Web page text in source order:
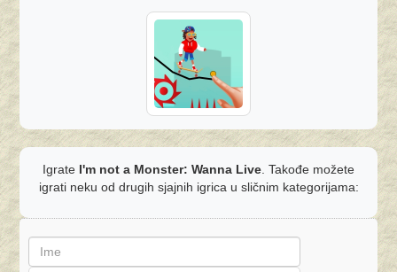
Igrate I'm not a Monster: Wanna Live . Takođe možete
igrati neku od drugih sjajnih igrica u sličnim kategorijama: